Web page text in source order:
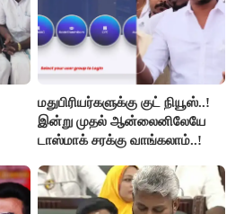
மதுபிரியர்களுக்கு குட் நியூஸ்..!
இன்று முதல் ஆன்லைனிலேயே
டாஸ்மாக் சரக்கு வாங்கலாம்..!